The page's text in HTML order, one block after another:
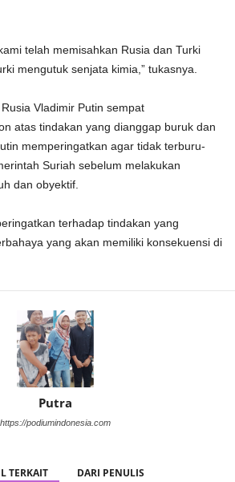
telah memisahkan Rusia dan Turki
mengutuk senjata kimia,” tukasnya.
Vladimir Putin sempat
atas tindakan yang dianggap buruk dan
memperingatkan agar tidak terburu-
Suriah sebelum melakukan
dan obyektif.
terhadap tindakan yang
yang akan memiliki konsekuensi di
Putra
https://podiumindonesia.com
TERKAIT DARI PENULIS